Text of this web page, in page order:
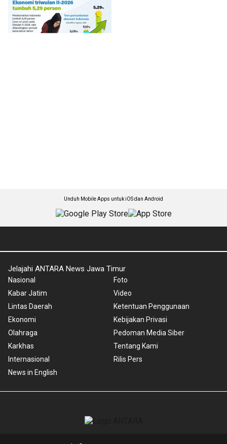
Unduh Mobile Apps untuk iOS dan Android
Jelajahi ANTARA News Jawa Timur
Nasional
Kabar Jatim
Lintas Daerah
Ekonomi
Olahraga
Karkhas
Internasional
News in English
Foto
Video
Ketentuan Penggunaan
Kebijakan Privasi
Pedoman Media Siber
Tentang Kami
Rilis Pers